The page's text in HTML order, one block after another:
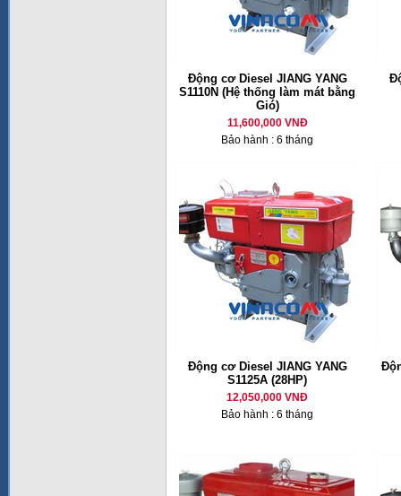
Động cơ Diesel JIANG YANG
S1110N (Hệ thống làm mát bằng
Gió)
11,600,000 VNĐ
Bảo hành : 6 tháng
Động cơ Diesel JIANG YANG
S1125A (28HP)
12,050,000 VNĐ
Bảo hành : 6 tháng